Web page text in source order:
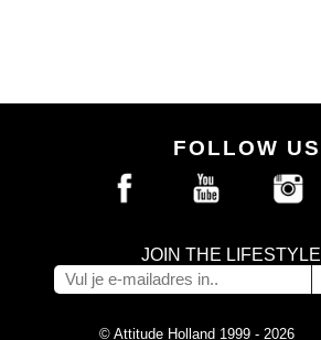
FOLLOW US
JOIN THE LIFESTYLE
© Attitude Holland 1999 - 2026